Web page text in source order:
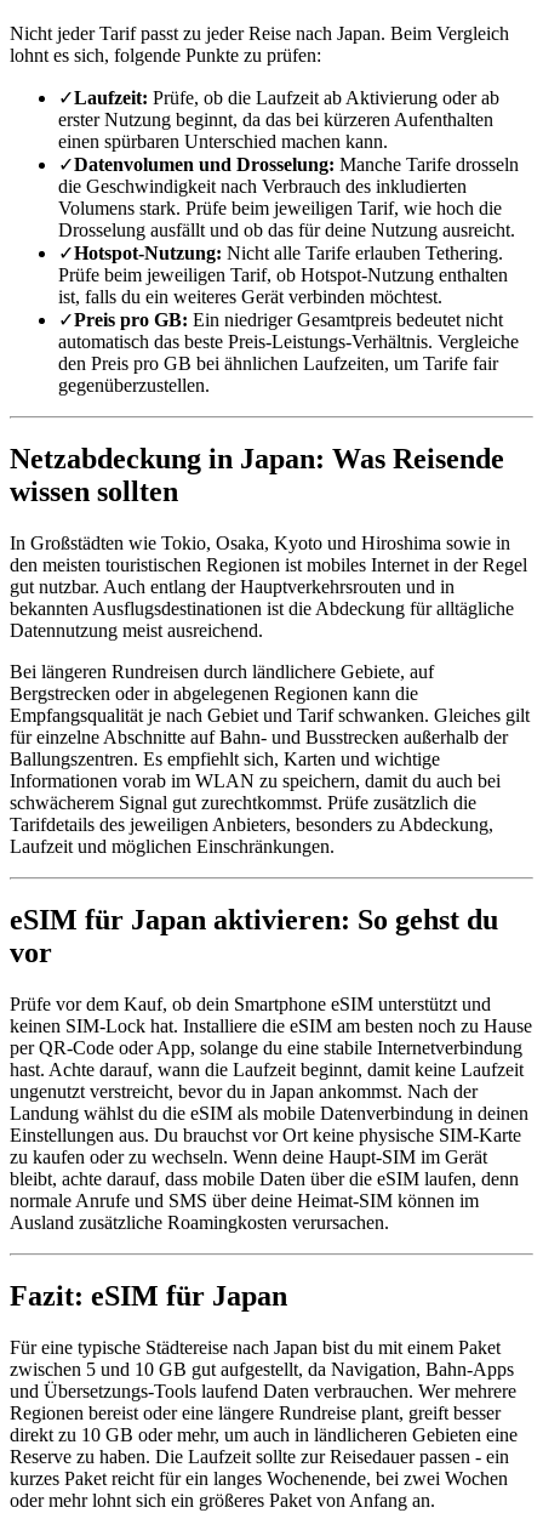
Nicht jeder Tarif passt zu jeder Reise nach Japan. Beim Vergleich
lohnt es sich, folgende Punkte zu prüfen:
✓Laufzeit: Prüfe, ob die Laufzeit ab Aktivierung oder ab
erster Nutzung beginnt, da das bei kürzeren Aufenthalten
einen spürbaren Unterschied machen kann.
✓Datenvolumen und Drosselung: Manche Tarife drosseln
die Geschwindigkeit nach Verbrauch des inkludierten
Volumens stark. Prüfe beim jeweiligen Tarif, wie hoch die
Drosselung ausfällt und ob das für deine Nutzung ausreicht.
✓Hotspot-Nutzung: Nicht alle Tarife erlauben Tethering.
Prüfe beim jeweiligen Tarif, ob Hotspot-Nutzung enthalten
ist, falls du ein weiteres Gerät verbinden möchtest.
✓Preis pro GB: Ein niedriger Gesamtpreis bedeutet nicht
automatisch das beste Preis-Leistungs-Verhältnis. Vergleiche
den Preis pro GB bei ähnlichen Laufzeiten, um Tarife fair
gegenüberzustellen.
Netzabdeckung in Japan: Was Reisende
wissen sollten
In Großstädten wie Tokio, Osaka, Kyoto und Hiroshima sowie in
den meisten touristischen Regionen ist mobiles Internet in der Regel
gut nutzbar. Auch entlang der Hauptverkehrsrouten und in
bekannten Ausflugsdestinationen ist die Abdeckung für alltägliche
Datennutzung meist ausreichend.
Bei längeren Rundreisen durch ländlichere Gebiete, auf
Bergstrecken oder in abgelegenen Regionen kann die
Empfangsqualität je nach Gebiet und Tarif schwanken. Gleiches gilt
für einzelne Abschnitte auf Bahn- und Busstrecken außerhalb der
Ballungszentren. Es empfiehlt sich, Karten und wichtige
Informationen vorab im WLAN zu speichern, damit du auch bei
schwächerem Signal gut zurechtkommst. Prüfe zusätzlich die
Tarifdetails des jeweiligen Anbieters, besonders zu Abdeckung,
Laufzeit und möglichen Einschränkungen.
eSIM für Japan aktivieren: So gehst du
vor
Prüfe vor dem Kauf, ob dein Smartphone eSIM unterstützt und
keinen SIM-Lock hat. Installiere die eSIM am besten noch zu Hause
per QR-Code oder App, solange du eine stabile Internetverbindung
hast. Achte darauf, wann die Laufzeit beginnt, damit keine Laufzeit
ungenutzt verstreicht, bevor du in Japan ankommst. Nach der
Landung wählst du die eSIM als mobile Datenverbindung in deinen
Einstellungen aus. Du brauchst vor Ort keine physische SIM-Karte
zu kaufen oder zu wechseln. Wenn deine Haupt-SIM im Gerät
bleibt, achte darauf, dass mobile Daten über die eSIM laufen, denn
normale Anrufe und SMS über deine Heimat-SIM können im
Ausland zusätzliche Roamingkosten verursachen.
Fazit: eSIM für Japan
Für eine typische Städtereise nach Japan bist du mit einem Paket
zwischen 5 und 10 GB gut aufgestellt, da Navigation, Bahn-Apps
und Übersetzungs-Tools laufend Daten verbrauchen. Wer mehrere
Regionen bereist oder eine längere Rundreise plant, greift besser
direkt zu 10 GB oder mehr, um auch in ländlicheren Gebieten eine
Reserve zu haben. Die Laufzeit sollte zur Reisedauer passen - ein
kurzes Paket reicht für ein langes Wochenende, bei zwei Wochen
oder mehr lohnt sich ein größeres Paket von Anfang an.